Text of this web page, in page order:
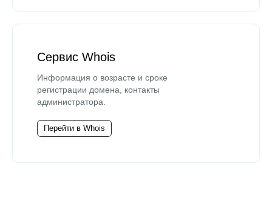
Сервис Whois
Информация о возрасте и сроке
регистрации домена, контакты
администратора.
Перейти в Whois